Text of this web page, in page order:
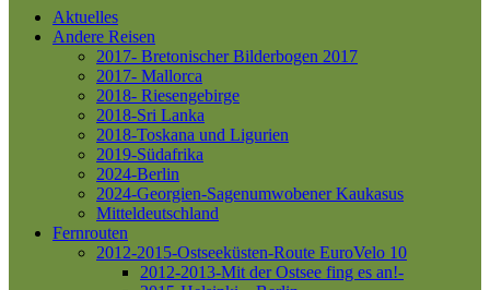
Aktuelles
Andere Reisen
2017- Bretonischer Bilderbogen 2017
2017- Mallorca
2018- Riesengebirge
2018-Sri Lanka
2018-Toskana und Ligurien
2019-Südafrika
2024-Berlin
2024-Georgien-Sagenumwobener Kaukasus
Mitteldeutschland
Fernrouten
2012-2015-Ostseeküsten-Route EuroVelo 10
2012-2013-Mit der Ostsee fing es an!-